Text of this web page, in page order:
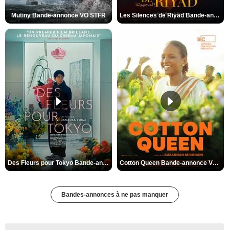
Mutiny Bande-annonce VO STFR Les Silences de Riyad Bande-annonce VO STFR
Des Fleurs pour Tokyo Bande-annonce VO STFR Cotton Queen Bande-annonce VO STFR
Bandes-annonces à ne pas manquer